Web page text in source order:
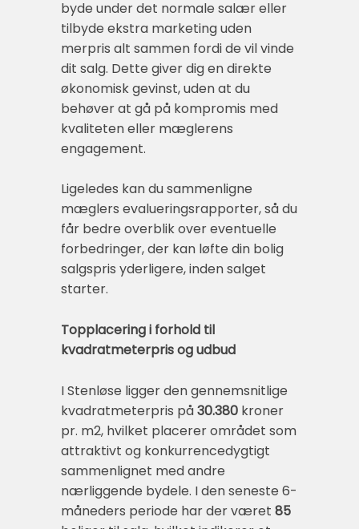
byde under det normale salær eller
tilbyde ekstra marketing uden
merpris alt sammen fordi de vil vinde
dit salg. Dette giver dig en direkte
økonomisk gevinst, uden at du
behøver at gå på kompromis med
kvaliteten eller mæglerens
engagement.
Ligeledes kan du sammenligne
mæglers evalueringsrapporter, så du
får bedre overblik over eventuelle
forbedringer, der kan løfte din bolig
salgspris yderligere, inden salget
starter.
Topplacering i forhold til
kvadratmeterpris og udbud
I Stenløse ligger den gennemsnitlige
kvadratmeterpris på30.380 kroner
pr. m2, hvilket placerer området som
attraktivt og konkurrencedygtigt
sammenlignet med andre
nærliggende bydele. I den seneste 6-
måneders periode har der været 85